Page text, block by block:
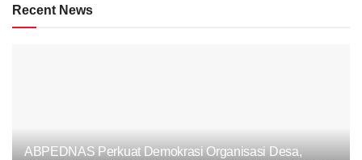
Recent News
ABPEDNAS Perkuat Demokrasi Organisasi Desa,